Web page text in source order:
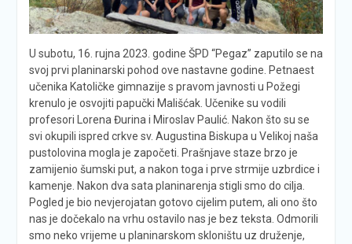
U subotu, 16. rujna 2023. godine ŠPD “Pegaz” zaputilo se na
svoj prvi planinarski pohod ove nastavne godine. Petnaest
učenika Katoličke gimnazije s pravom javnosti u Požegi
krenulo je osvojiti papučki Mališćak. Učenike su vodili
profesori Lorena Đurina i Miroslav Paulić. Nakon što su se
svi okupili ispred crkve sv. Augustina Biskupa u Velikoj naša
pustolovina mogla je započeti. Prašnjave staze brzo je
zamijenio šumski put, a nakon toga i prve strmije uzbrdice i
kamenje. Nakon dva sata planinarenja stigli smo do cilja.
Pogled je bio nevjerojatan gotovo cijelim putem, ali ono što
nas je dočekalo na vrhu ostavilo nas je bez teksta. Odmorili
smo neko vrijeme u planinarskom skloništu uz druženje,